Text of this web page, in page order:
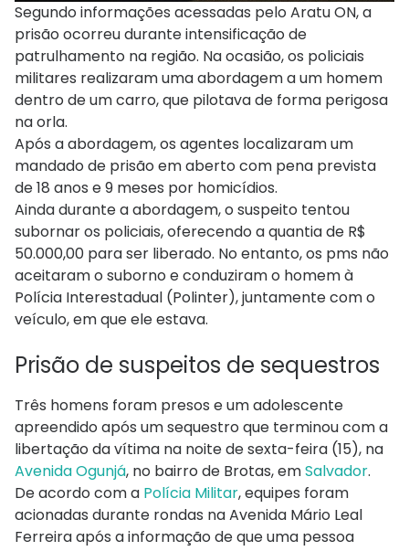
Segundo informações acessadas pelo Aratu ON, a
prisão ocorreu durante intensificação de
patrulhamento na região. Na ocasião, os policiais
militares realizaram uma abordagem a um homem
dentro de um carro, que pilotava de forma perigosa
na orla.
Após a abordagem, os agentes localizaram um
mandado de prisão em aberto com pena prevista
de 18 anos e 9 meses por homicídios.
Ainda durante a abordagem, o suspeito tentou
subornar os policiais, oferecendo a quantia de R$
50.000,00 para ser liberado. No entanto, os pms não
aceitaram o suborno e conduziram o homem à
Polícia Interestadual (Polinter), juntamente com o
veículo, em que ele estava.
Prisão de suspeitos de sequestros
Três homens foram presos e um adolescente
apreendido após um sequestro que terminou com a
libertação da vítima na noite de sexta-feira (15), na
Avenida Ogunjá, no bairro de Brotas, emSalvador.
De acordo com a Polícia Militar, equipes foram
acionadas durante rondas na Avenida Mário Leal
Ferreira após a informação de que uma pessoa